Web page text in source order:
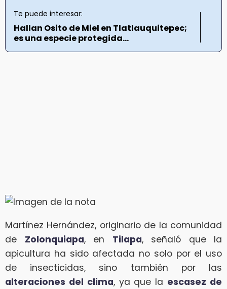
Te puede interesar:
Hallan Osito de Miel en Tlatlauquitepec;
es una especie protegida...
Martínez Hernández, originario de la comunidad
de Zolonquiapa, en Tilapa, señaló que la
apicultura ha sido afectada no solo por el uso
de insecticidas, sino también por las
alteraciones del clima, ya que la escasez de